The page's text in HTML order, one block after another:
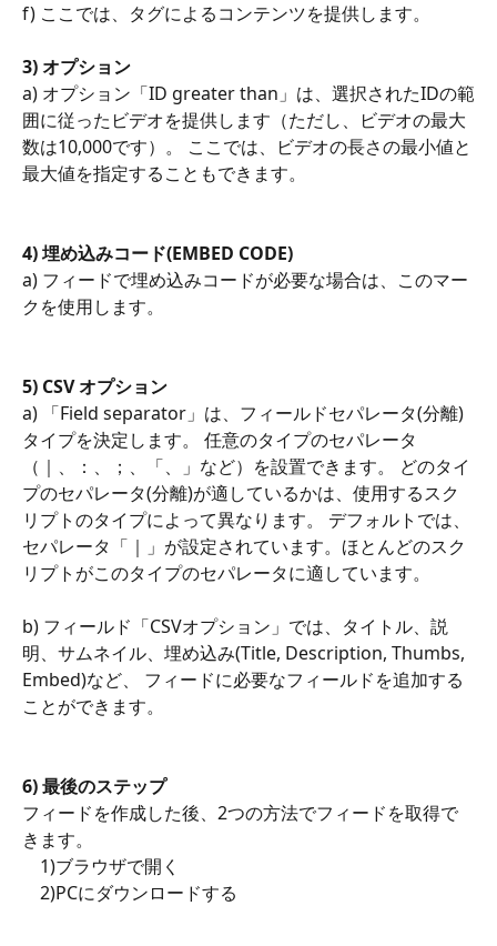
f) ここでは、タグによるコンテンツを提供します。
3) オプション
a) オプション「ID greater than」は、選択されたIDの範
囲に従ったビデオを提供します（ただし、ビデオの最大
数は10,000です）。 ここでは、ビデオの長さの最小値と
最大値を指定することもできます。
4) 埋め込みコード(EMBED CODE)
a) フィードで埋め込みコードが必要な場合は、このマー
クを使用します。
5) CSV オプション
a) 「Field separator」は、フィールドセパレータ(分離)
タイプを決定します。 任意のタイプのセパレータ
（｜、：、；、「、」など）を設置できます。 どのタイ
プのセパレータ(分離)が適しているかは、使用するスク
リプトのタイプによって異なります。 デフォルトでは、
セパレータ「｜」が設定されています。ほとんどのスク
リプトがこのタイプのセパレータに適しています。
b) フィールド「CSVオプション」では、タイトル、説
明、サムネイル、埋め込み(Title, Description, Thumbs,
Embed)など、 フィードに必要なフィールドを追加する
ことができます。
6) 最後のステップ
フィードを作成した後、2つの方法でフィードを取得で
きます。
    1)ブラウザで開く
    2)PCにダウンロードする